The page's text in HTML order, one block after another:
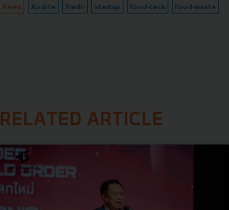
News Xpdite Yindii startup food-tech food-waste
RELATED ARTICLE